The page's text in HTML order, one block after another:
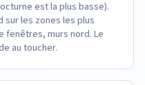
est la plus basse).
sur les zones les plus
fenêtres, murs nord. Le
au toucher.